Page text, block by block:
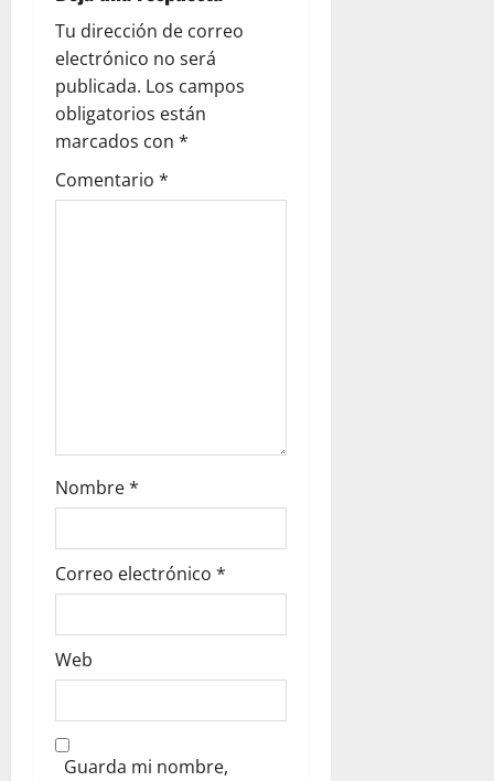
Tu dirección de correo
electrónico no será
publicada. Los campos
obligatorios están
marcados con *
Comentario *
Nombre*
Correo electrónico *
Web
Guarda mi nombre,